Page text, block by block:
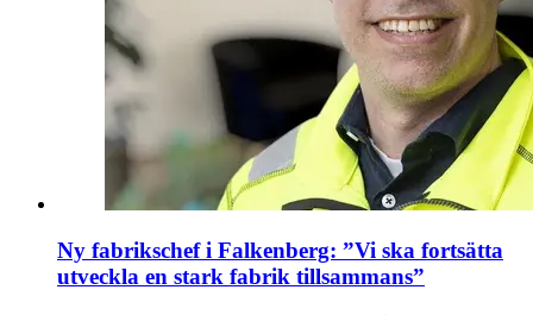
Ny fabrikschef i Falkenberg: ”Vi ska fortsätta
utveckla en stark fabrik tillsammans”